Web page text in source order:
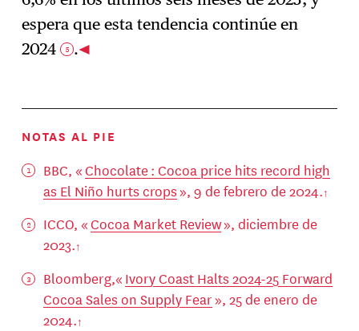
espera que esta tendencia continúe en
2024 5 .
NOTAS AL PIE
BBC, «Chocolate : Cocoa price hits record high
as El Niño hurts crops», 9 de febrero de 2024.
ICCO, «Cocoa Market Review», diciembre de
2023.
Bloomberg,« Ivory Coast Halts 2024-25 Forward
Cocoa Sales on Supply Fear», 25 de enero de
2024.